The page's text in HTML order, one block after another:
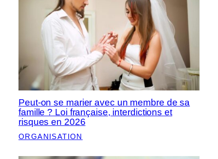
Peut-on se marier avec un membre de sa
famille ? Loi française, interdictions et
risques en 2026
ORGANISATION